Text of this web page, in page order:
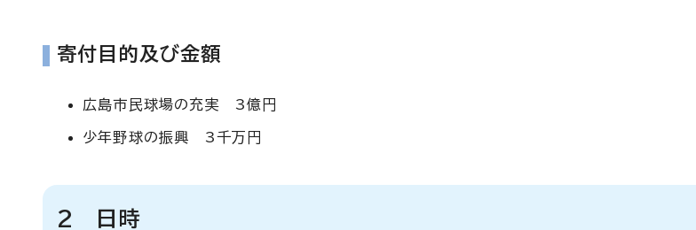
寄付目的及び金額
広島市民球場の充実 3億円
少年野球の振興 3千万円
2 日時